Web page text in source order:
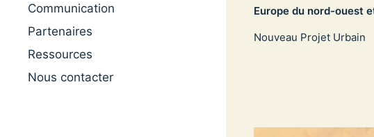
Communication
Partenaires
Ressources
Nous contacter
Europe du nord-ouest
Nouveau Projet Urbain